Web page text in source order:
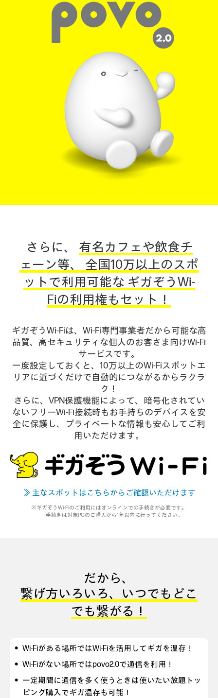
さらに、
有名カフェや飲食チ
ェーン等、
全国10万以上のスポ
ットで利用可能な ギガぞうWi-
Fiの利用権もセット！
ギガぞうWi-Fiは、Wi-Fi専門事業者だから可能な高
品質、高セキュリティな個人のお客さま向けWi-Fi
サービスです。
一度設定しておくと、10万以上のWi-Fiスポットエ
リアに近づくだけで自動的につながるからラクラ
ク！
さらに、VPN保護機能によって、暗号化されてい
ないフリーWi-Fi接続時もお手持ちのデバイスを安
全に保護し、プライベートな情報も安心してご利
用いただけます。
≫ 主なスポットはこちらからご確認いただけます
※ギガぞうWi-Fiのご利用にはオンラインでの手続きが必要です。
手続きは対象PCのご購入から1年以内に行ってください。
だから、
繋げ方いろいろ、 いつでもどこ
でも繋がる！
Wi-Fiがある場所ではWi-Fiを活用してギガを温存！
Wi-Fiがない場所ではpovo2.0で通信を利用！
一定期間に通信を多く使うときは使いたい放題トッ
ピング購入でギガ温存も可能！